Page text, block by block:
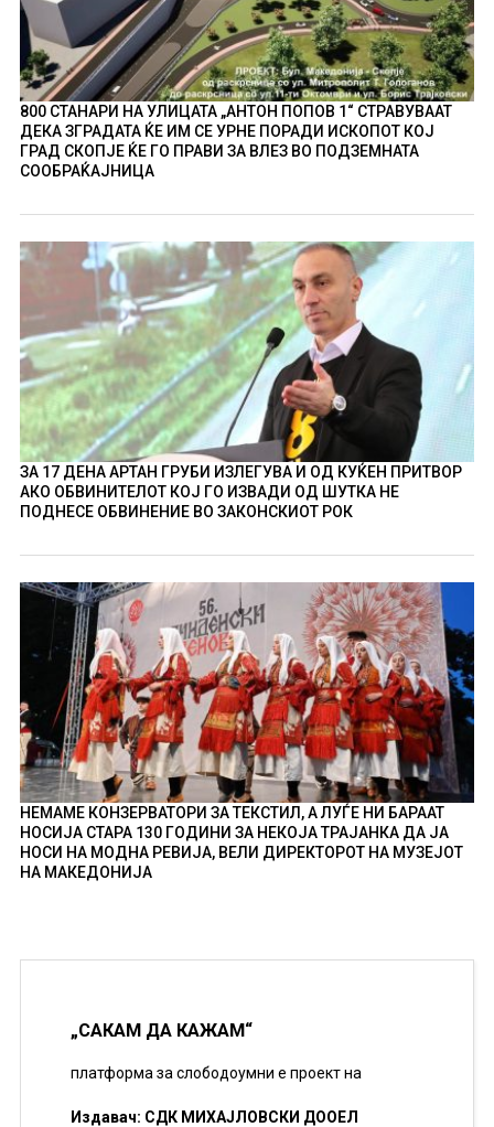
800 СТАНАРИ НА УЛИЦАТА „АНТОН ПОПОВ 1“ СТРАВУВААТ
ДЕКА ЗГРАДАТА ЌЕ ИМ СЕ УРНЕ ПОРАДИ ИСКОПОТ КОЈ
ГРАД СКОПЈЕ ЌЕ ГО ПРАВИ ЗА ВЛЕЗ ВО ПОДЗЕМНАТА
СООБРАЌАЈНИЦА
ЗА 17 ДЕНА АРТАН ГРУБИ ИЗЛЕГУВА И ОД КУЌЕН ПРИТВОР
АКО ОБВИНИТЕЛОТ КОЈ ГО ИЗВАДИ ОД ШУТКА НЕ
ПОДНЕСЕ ОБВИНЕНИЕ ВО ЗАКОНСКИОТ РОК
НЕМАМЕ КОНЗЕРВАТОРИ ЗА ТЕКСТИЛ, А ЛУЃЕ НИ БАРААТ
НОСИЈА СТАРА 130 ГОДИНИ ЗА НЕКОЈА ТРАЈАНКА ДА ЈА
НОСИ НА МОДНА РЕВИЈА, ВЕЛИ ДИРЕКТОРОТ НА МУЗЕЈОТ
НА МАКЕДОНИЈА
„САКАМ ДА КАЖАМ“
платформа за слободоумни е проект на
Издавач: СДК МИХАЈЛОВСКИ ДООЕЛ